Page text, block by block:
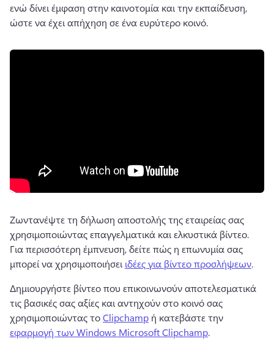
ενώ δίνει έμφαση στην καινοτομία και την εκπαίδευση,
ώστε να έχει απήχηση σε ένα ευρύτερο κοινό.
Ζωντανέψτε τη δήλωση αποστολής της εταιρείας σας
Για περισσότερη έμπνευση, δείτε πώς η επωνυμία σας
μπορεί να χρησιμοποιήσει ιδέες για βίντεο προσλήψεων.
Δημιουργήστε βίντεο που επικοινωνούν αποτελεσματικά
τις βασικές σας αξίες και αντηχούν στο κοινό σας
χρησιμοποιώντας το Clipchamp ή κατεβάστε την
εφαρμογή των Windows Microsoft Clipchamp.